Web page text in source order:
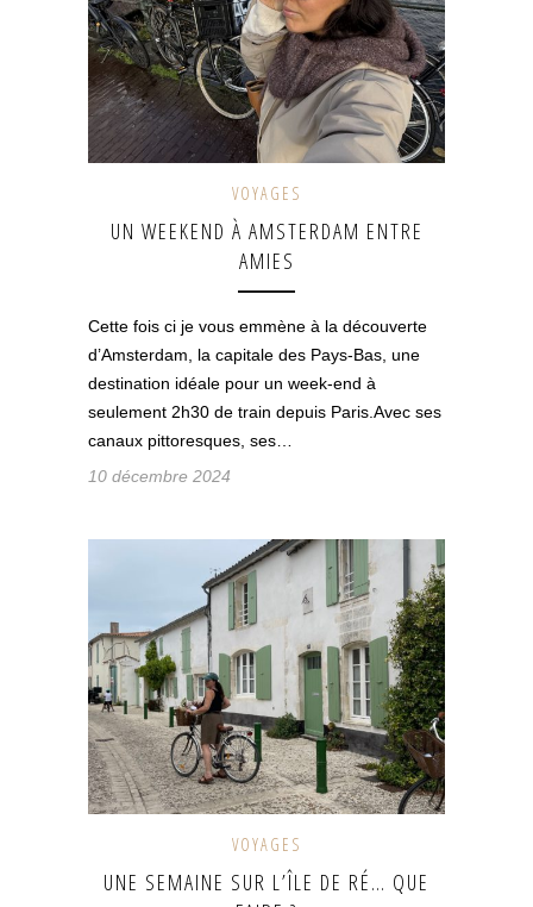
VOYAGES
UN WEEKEND À AMSTERDAM ENTRE
AMIES
Cette fois ci je vous emmène à la découverte
d’Amsterdam, la capitale des Pays-Bas, une
destination idéale pour un week-end à
seulement 2h30 de train depuis Paris.Avec ses
canaux pittoresques, ses…
10 décembre 2024
VOYAGES
UNE SEMAINE SUR L’ÎLE DE RÉ… QUE